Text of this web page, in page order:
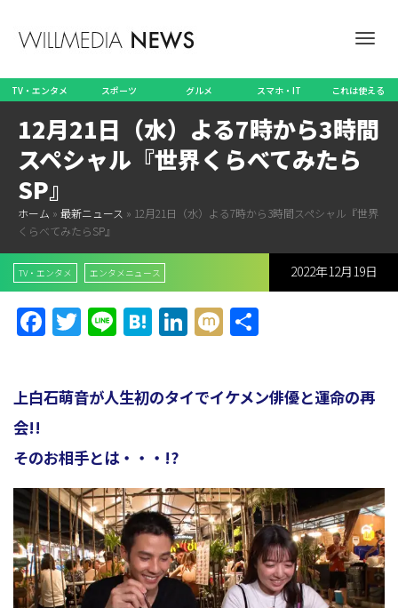
ン
TV・エンタメ スポーツ グルメ スマホ・IT これは使える
12月21日（水）よる7時から3時間
スペシャル『世界くらべてみたら
SP』
ホーム » 最新ニュース » 12月21日（水）よる7時から3時間スペシャル『世界
くらべてみたらSP』
TV・エンタメ エンタメニュース 2022年12月19日
Facebook
Twitter
LineHatena
LinkedIn
Mixi
上白石萌音が人生初のタイでイケメン俳優と運命の再
会!!
そのお相手とは・・・!?